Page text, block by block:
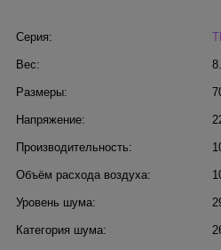
Серия:
Вес:
Размеры:
Напряжение:
Производительность:
Объём расхода воздуха:
Уровень шума:
Категория шума: